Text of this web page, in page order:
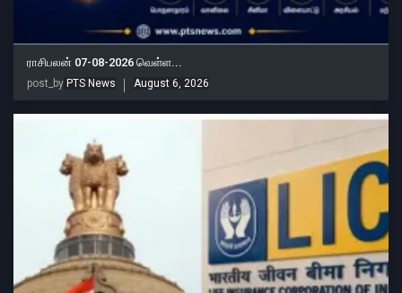
ராசிபலன் 07-08-2026 வெள்ள...
post_by PTS News August 6, 2026